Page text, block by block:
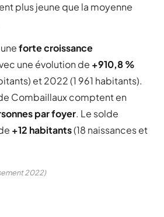
plus jeune que la moyenne
forte croissance
une évolution de +910,8 %
et 2022 (1 961 habitants).
Combaillaux comptent en
par foyer. Le solde
+12 habitants(18 naissances et
2022)